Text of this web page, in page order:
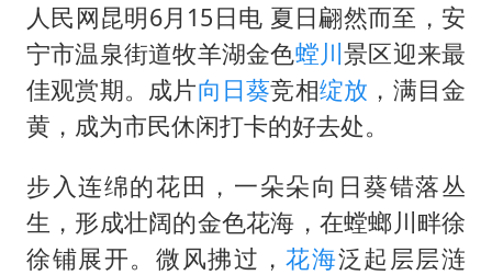
日本试射“战斧”导弹，国防部回应
百花奖开幕式
胡彦斌韩磊 谁帮谁
人民网昆明6月15日电 夏日翩然而至，安
宁市温泉街道牧羊湖金色螳川景区迎来最
佳观赏期。成片向日葵竞相绽放 ，满目金
黄，成为市民休闲打卡的好去处。
步入连绵的花田，一朵朵向日葵错落丛
生，形成壮阔的金色花海，在螳螂川畔徐
徐铺展开。微风拂过，花海泛起层层涟